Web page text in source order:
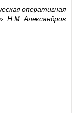
оперативная
Н.М. Александров